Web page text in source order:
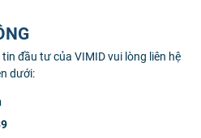
đầu tư của VIMID vui lòng liên hệ
dưới: